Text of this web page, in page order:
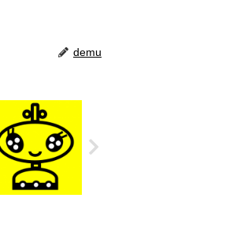
demu